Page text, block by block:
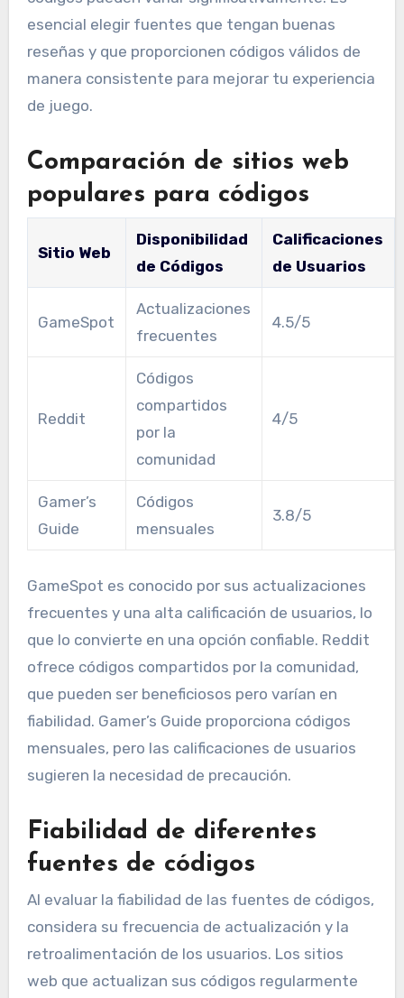
esencial elegir fuentes que tengan buenas
reseñas y que proporcionen códigos válidos de
manera consistente para mejorar tu experiencia
de juego.
Comparación de sitios web
populares para códigos
Sitio Web
Disponibilidad
de Códigos
Calificaciones
de Usuarios
GameSpot
Actualizaciones
frecuentes
4.5/5
Reddit
Códigos
compartidos
por la
comunidad
4/5
Gamer’s
Guide
Códigos
mensuales
3.8/5
GameSpot es conocido por sus actualizaciones
frecuentes y una alta calificación de usuarios, lo
que lo convierte en una opción confiable. Reddit
ofrece códigos compartidos por la comunidad,
que pueden ser beneficiosos pero varían en
fiabilidad. Gamer’s Guide proporciona códigos
mensuales, pero las calificaciones de usuarios
sugieren la necesidad de precaución.
Fiabilidad de diferentes
fuentes de códigos
Al evaluar la fiabilidad de las fuentes de códigos,
considera su frecuencia de actualización y la
retroalimentación de los usuarios. Los sitios
web que actualizan sus códigos regularmente